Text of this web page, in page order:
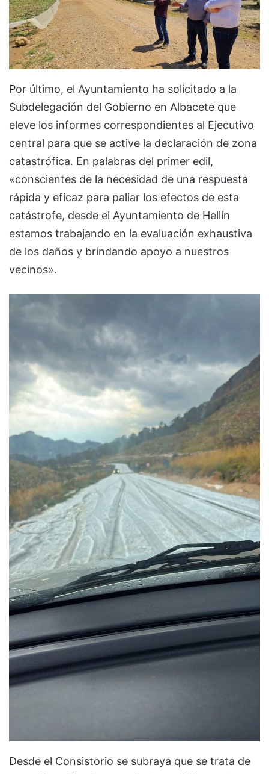
Por último, el Ayuntamiento ha solicitado a la
Subdelegación del Gobierno en Albacete que
eleve los informes correspondientes al Ejecutivo
central para que se active la declaración de zona
catastrófica. En palabras del primer edil,
«conscientes de la necesidad de una respuesta
rápida y eficaz para paliar los efectos de esta
catástrofe, desde el Ayuntamiento de Hellín
estamos trabajando en la evaluación exhaustiva
de los daños y brindando apoyo a nuestros
vecinos».
Desde el Consistorio se subraya que se trata de